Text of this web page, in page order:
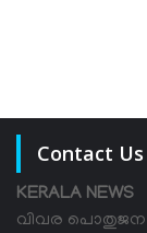
Contact Us
KERALA NEWS
വിവര പൊതുജന